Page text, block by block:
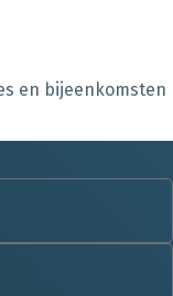
en bijeenkomsten